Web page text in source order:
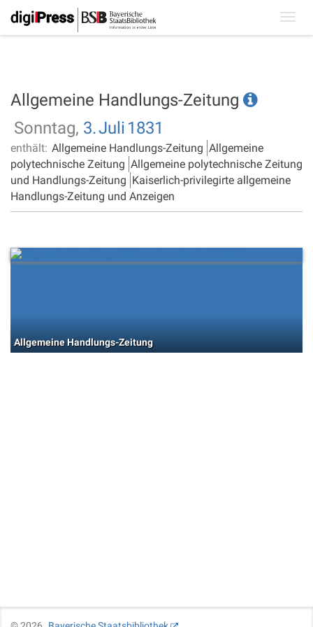
Allgemeine Handlungs-Zeitung
Sonntag, 3.Juli 1831
enthält: Allgemeine Handlungs-Zeitung Allgemeine
polytechnische Zeitung Allgemeine polytechnische Zeitung
und Handlungs-Zeitung Kaiserlich-privilegirte allgemeine
Handlungs-Zeitung und Anzeigen
Allgemeine Handlungs-Zeitung